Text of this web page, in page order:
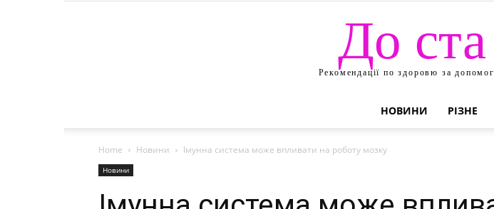
До ста
Рекомендації по здоровю за
НОВИНИ РІЗНЕ
Home Новини Імунна система може впливати на роботу мозку
Новини